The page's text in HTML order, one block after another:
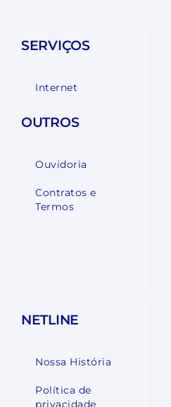
SERVIÇOS
Internet
OUTROS
Ouvidoria
Contratos e
Termos
NETLINE
Nossa História
Política de
privacidade